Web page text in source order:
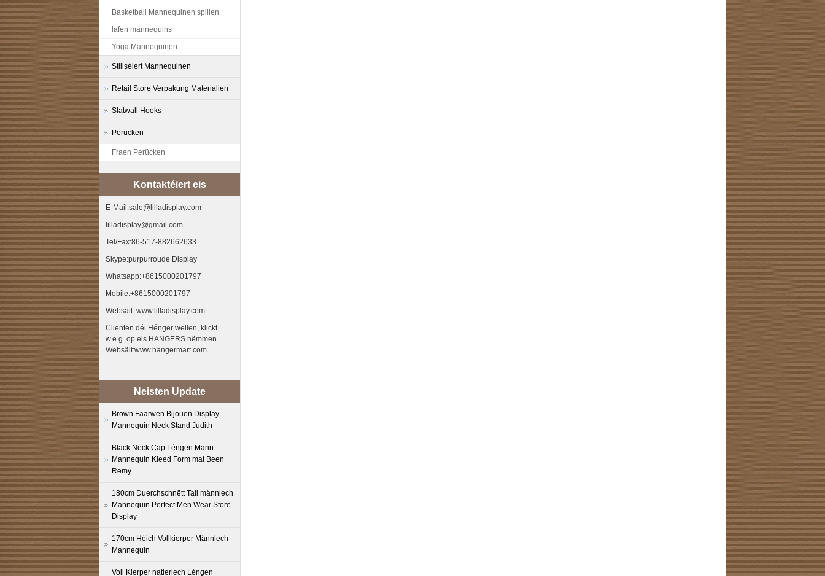
Basketball Mannequinen spillen
lafen mannequins
Yoga Mannequinen
Stiliséiert Mannequinen
Retail Store Verpakung Materialien
Slatwall Hooks
Perücken
Fraen Perücken
Kontaktéiert eis
E-Mail:sale@lilladisplay.com
lilladisplay@gmail.com
Tel/Fax:86-517-882662633
Skype:purpurroude Display
Whatsapp:+8615000201797
Mobile:+8615000201797
Websäit: www.lilladisplay.com
Clienten déi Hénger wëllen, klickt
w.e.g. op eis HANGERS nëmmen
Websäit:www.hangermart.com
Neisten Update
Brown Faarwen Bijouen Display
Mannequin Neck Stand Judith
Black Neck Cap Léngen Mann
Mannequin Kleed Form mat Been
Remy
180cm Duerchschnëtt Tall männlech
Mannequin Perfect Men Wear Store
Display
170cm Héich Vollkierper Männlech
Mannequin
Voll Kierper natierlech Léngen